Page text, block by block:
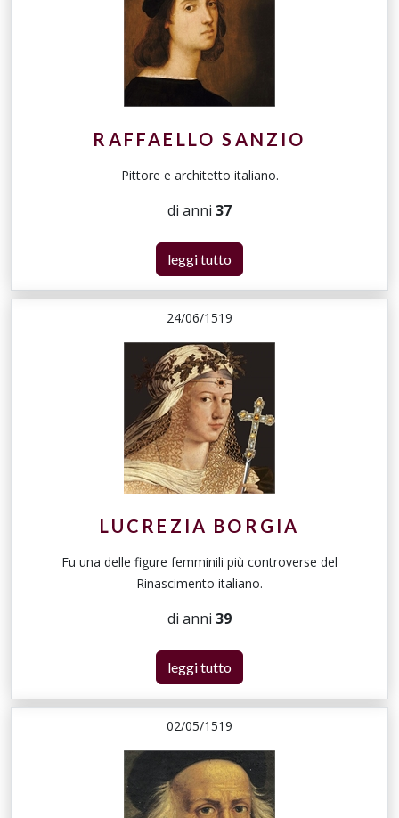
RAFFAELLO SANZIO
Pittore e architetto italiano.
di anni 37
leggi tutto
24/06/1519
LUCREZIA BORGIA
Fu una delle figure femminili più controverse del
Rinascimento italiano.
di anni 39
leggi tutto
02/05/1519